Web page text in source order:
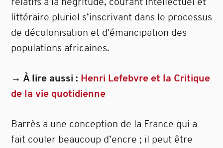
littéraire pluriel s’inscrivant dans le processus
de décolonisation et d'émancipation des
populations africaines.
→ À lire aussi : Henri Lefebvre et la Critique
de la vie quotidienne
Barrès a une conception de la France qui a
fait couler beaucoup d’encre ; il peut être